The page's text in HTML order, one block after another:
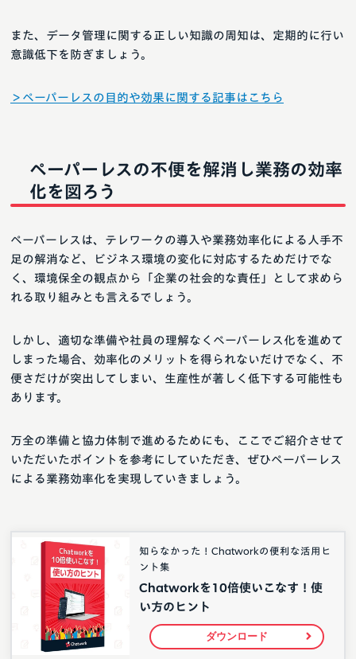
また、データ管理に関する正しい知識の周知は、定期的に行い
意識低下を防ぎましょう。
＞ペーパーレスの目的や効果に関する記事はこちら
ペーパーレスの不便を解消し業務の効率
化を図ろう
ペーパーレスは、テレワークの導入や業務効率化による人手不
足の解消など、ビジネス環境の変化に対応するためだけでな
く、環境保全の観点から「企業の社会的な責任」として求めら
れる取り組みとも言えるでしょう。
しかし、適切な準備や社員の理解なくペーパーレス化を進めて
しまった場合、効率化のメリットを得られないだけでなく、不
便さだけが突出してしまい、生産性が著しく低下する可能性も
あります。
万全の準備と協力体制で進めるためにも、ここでご紹介させて
いただいたポイントを参考にしていただき、ぜひペーパーレス
による業務効率化を実現していきましょう。
知らなかった！Chatworkの便利な活用ヒ
ント集
Chatworkを10倍使いこなす！使
い方のヒント
ダウンロード